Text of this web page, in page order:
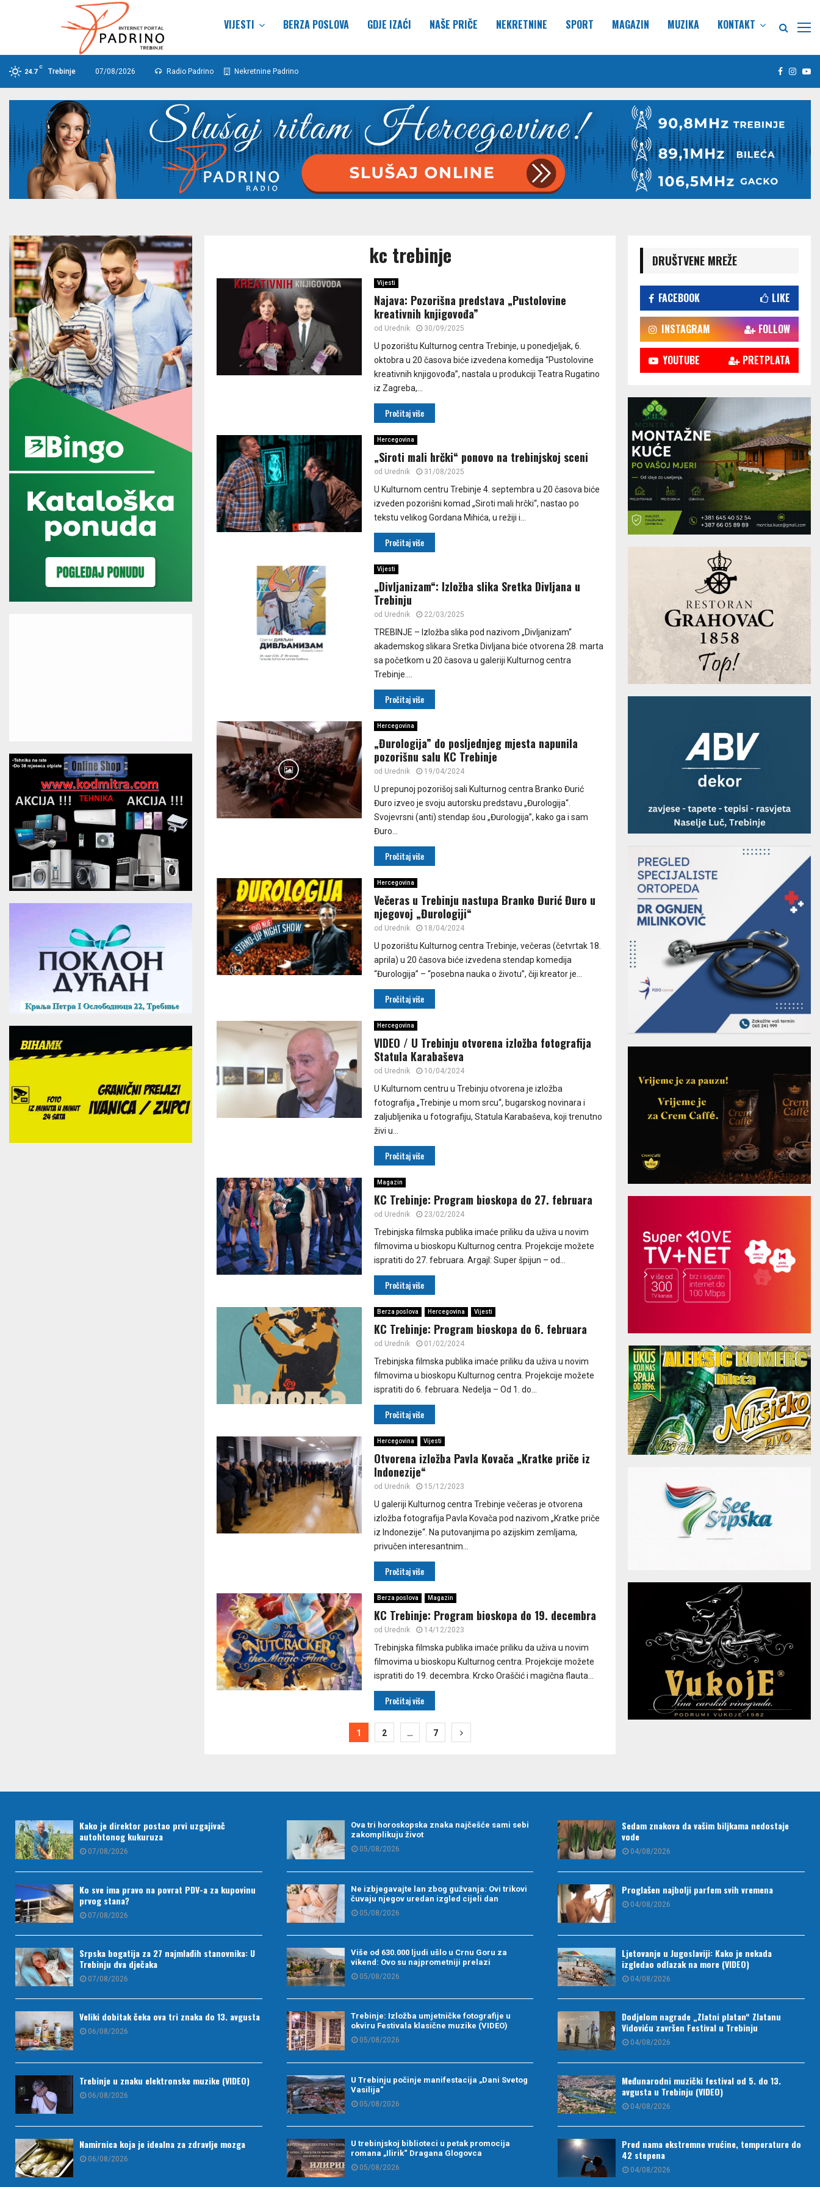
VIJESTI BERZA POSLOVA GDJE IZAĆI NAŠE PRIČE NEKRETNINE SPORT MAGAZIN MUZIKA KONTAKT
24.7
C
Trebinje 07/08/2026 Radio Padrino Nekretnine Padrino Facebook
kc trebinje
Vijesti
Najava: Pozorišna predstava „Pustolovine
kreativnih knjigovođa”
od Urednik 30/09/2025
U pozorištu Kulturnog centra Trebinje, u ponedjeljak, 6.
oktobra u 20 časova biće izvedena komedija “Pustolovine
kreativnih knjigovođa”, nastala u produkciji Teatra Rugatino
iz Zagreba,...
Pročitaj više
Hercegovina
„Siroti mali hrčki“ ponovo na trebinjskoj sceni
od Urednik 31/08/2025
U Kulturnom centru Trebinje 4. septembra u 20 časova biće
izveden pozorišni komad „Siroti mali hrčki“, nastao po
tekstu velikog Gordana Mihića, u režiji i...
Pročitaj više
Vijesti
„Divljanizam“: Izložba slika Sretka Divljana u
Trebinju
od Urednik 22/03/2025
TREBINJE – Izložba slika pod nazivom „Divljanizam“
akademskog slikara Sretka Divljana biće otvorena 28. marta
sa početkom u 20 časova u galeriji Kulturnog centra
Trebinje....
Pročitaj više
Hercegovina
„Đurologija” do posljednjeg mjesta napunila
pozorišnu salu KC Trebinje
od Urednik 19/04/2024
U prepunoj pozorišoj sali Kulturnog centra Branko Đurić
Đuro izveo je svoju autorsku predstavu „Đurologija“.
Svojevrsni (anti) stendap šou „Đurologija”, kako ga i sam
Đuro...
Pročitaj više
Hercegovina
Večeras u Trebinju nastupa Branko Đurić Đuro u
njegovoj „Đurologiji“
od Urednik 18/04/2024
U pozorištu Kulturnog centra Trebinje, večeras (četvrtak 18.
aprila) u 20 časova biće izvedena stendap komedija
“Đurologija” – “posebna nauka o životu”, čiji kreator je...
Pročitaj više
Hercegovina
VIDEO / U Trebinju otvorena izložba fotografija
Statula Karabaševa
od Urednik 10/04/2024
U Kulturnom centru u Trebinju otvorena je izložba
fotografija „Trebinje u mom srcu“, bugarskog novinara i
zaljubljenika u fotografiju, Statula Karabaševa, koji trenutno
živi u...
Pročitaj više
Magazin
KC Trebinje: Program bioskopa do 27. februara
od Urednik 23/02/2024
Trebinjska filmska publika imaće priliku da uživa u novim
filmovima u bioskopu Kulturnog centra. Projekcije možete
ispratiti do 27. februara. Argajl: Super špijun – od...
Pročitaj više
Berza poslova Hercegovina Vijesti
KC Trebinje: Program bioskopa do 6. februara
od Urednik 01/02/2024
Trebinjska filmska publika imaće priliku da uživa u novim
filmovima u bioskopu Kulturnog centra. Projekcije možete
ispratiti do 6. februara. Nedelja – Od 1. do...
Pročitaj više
Hercegovina Vijesti
Otvorena izložba Pavla Kovača „Kratke priče iz
Indonezije“
od Urednik 15/12/2023
U galeriji Kulturnog centra Trebinje večeras je otvorena
izložba fotografija Pavla Kovača pod nazivom „Kratke priče
iz Indonezije“. Na putovanjima po azijskim zemljama,
privučen interesantnim...
Pročitaj više
Berza poslova Magazin
KC Trebinje: Program bioskopa do 19. decembra
od Urednik 14/12/2023
Trebinjska filmska publika imaće priliku da uživa u novim
filmovima u bioskopu Kulturnog centra. Projekcije možete
ispratiti do 19. decembra. Krcko Oraščić i magična flauta...
Pročitaj više
1 2 … 7
DRUŠTVENE MREŽE
FACEBOOK LIKE
INSTAGRAM FOLLOW
YOUTUBE PRETPLATA
Kako je direktor postao prvi uzgajivač
autohtonog kukuruza
07/08/2026
Ko sve ima pravo na povrat PDV-a za kupovinu
prvog stana?
07/08/2026
Srpska bogatija za 27 najmlađih stanovnika: U
Trebinju dva dječaka
07/08/2026
Veliki dobitak čeka ova tri znaka do 13. avgusta
06/08/2026
Trebinje u znaku elektronske muzike (VIDEO)
06/08/2026
Namirnica koja je idealna za zdravlje mozga
06/08/2026
Ova tri horoskopska znaka najčešće sami sebi
zakomplikuju život
05/08/2026
Ne izbjegavajte lan zbog gužvanja: Ovi trikovi
čuvaju njegov uredan izgled cijeli dan
05/08/2026
Više od 630.000 ljudi ušlo u Crnu Goru za
vikend: Ovo su najprometniji prelazi
05/08/2026
Trebinje: Izložba umjetničke fotografije u
okviru Festivala klasične muzike (VIDEO)
05/08/2026
U Trebinju počinje manifestacija „Dani Svetog
Vasilija“
05/08/2026
U trebinjskoj biblioteci u petak promocija
romana „Ilirik“ Dragana Glogovca
05/08/2026
Sedam znakova da vašim biljkama nedostaje
vode
04/08/2026
Proglašen najbolji parfem svih vremena
04/08/2026
Ljetovanje u Jugoslaviji: Kako je nekada
izgledao odlazak na more (VIDEO)
04/08/2026
Dodjelom nagrade „Zlatni platan“ Zlatanu
Vidoviću završen Festival u Trebinju
04/08/2026
Međunarodni muzički festival od 5. do 13.
avgusta u Trebinju (VIDEO)
04/08/2026
Pred nama ekstremne vrućine, temperature do
42 stepena
04/08/2026